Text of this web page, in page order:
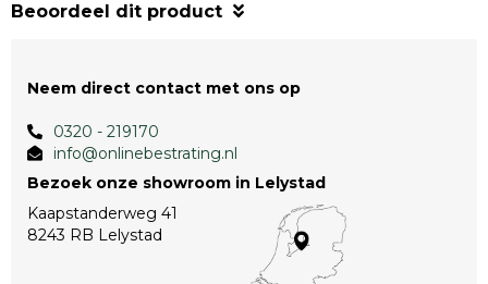
Beoordeel dit product
Neem direct contact met ons op
0320 - 219170
info@onlinebestrating.nl
Bezoek onze showroom in Lelystad
Kaapstanderweg 41
8243 RB Lelystad